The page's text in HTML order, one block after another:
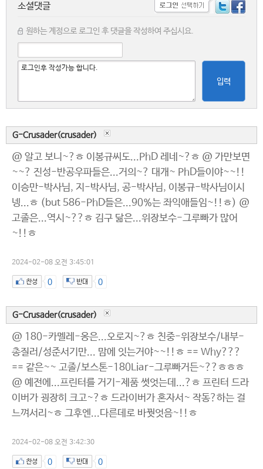
소셜댓글
원하는 계정으로 로그인 후 댓글을 작성하여 주십시요.
입력
G-Crusader(crusader)
@ 알고 보니~?ㅎ 이봉규씨도...PhD 레네~?ㅎ @ 가만보면
~~? 진성-반공우파들은...거의~? 대개~ PhD들이야~~!!
이승만-박사님, 지-박사님, 공-박사님, 이봉규-박사님이시
넹...ㅎ (but 586-PhD들은...90%는 좌익애들임~!!ㅎ) @
고졸은...역시~??ㅎ 김구 닮은...위장보수-그루빠가 많어
~!!ㅎ
2024-02-08 오전 3:45:01
0 0
G-Crusader(crusader)
@ 180-카멜레-옹은...오로지~?ㅎ 친중-위장보수/내부-
총질러/성준서기만... 맘에 잇는거야~~!!ㅎ == Why???
== 같은~~ 고졸/보스톤-180Liar-그루빠거든~??ㅎㅎㅎ
@ 예전에...프린터를 거기-제품 썻엇는데...?ㅎ 프린터 드라
이버가 굉장히 크고~?ㅎ 드라이버가 혼자서~ 작동?하는 걸
느껴서리~ㅎ 그후엔...다른데로 바꿧엇음~!!ㅎ
2024-02-08 오전 3:42:30
0 0